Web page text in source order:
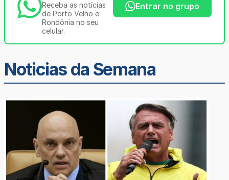
Receba as notícias
de Porto Velho e
Rondônia no seu
celular.
Entrar no grupo
Noticias da Semana